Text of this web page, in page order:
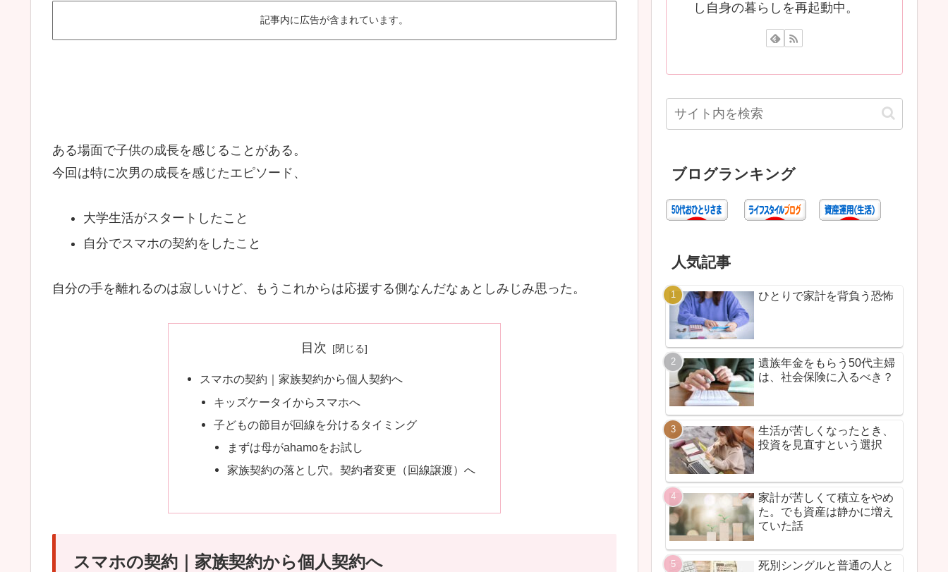
記事内に広告が含まれています。
ある場面で子供の成長を感じることがある。
今回は特に次男の成長を感じたエピソード、
大学生活がスタートしたこと
自分でスマホの契約をしたこと
自分の手を離れるのは寂しいけど、もうこれからは応援する側なんだなぁとしみじみ思った。
目次
スマホの契約｜家族契約から個人契約へ
キッズケータイからスマホへ
子どもの節目が回線を分けるタイミング
まずは母がahamoをお試し
家族契約の落とし穴。契約者変更（回線譲渡）へ
スマホの契約｜家族契約から個人契約へ
し自身の暮らしを再起動中。
ブログランキング
人気記事
ひとりで家計を背負う恐怖
遺族年金をもらう50代主婦
は、社会保険に入るべき？
生活が苦しくなったとき、
投資を見直すという選択
家計が苦しくて積立をやめ
た。でも資産は静かに増え
ていた話
死別シングルと普通の人と